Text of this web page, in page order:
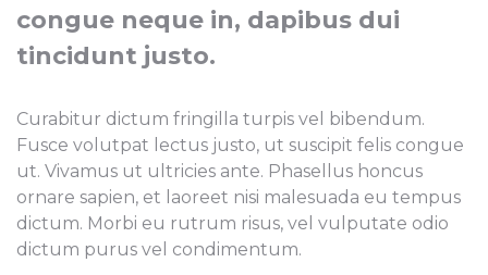
congue neque in, dapibus dui
tincidunt justo.
Curabitur dictum fringilla turpis vel bibendum.
Fusce volutpat lectus justo, ut suscipit felis congue
ut. Vivamus ut ultricies ante. Phasellus honcus
ornare sapien, et laoreet nisi malesuada eu tempus
dictum. Morbi eu rutrum risus, vel vulputate odio
dictum purus vel condimentum.